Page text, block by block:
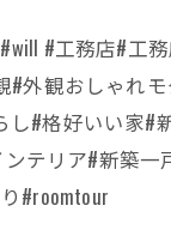
#工務店#工
#外観おしゃれモ
し#格好いい家#
テリア#新築一
#roomtour